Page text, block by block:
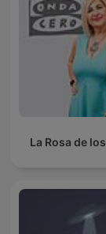
La Rosa de